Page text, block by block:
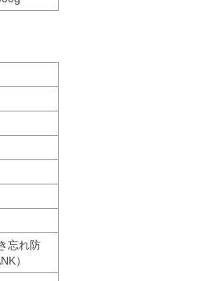
忘れ防
）